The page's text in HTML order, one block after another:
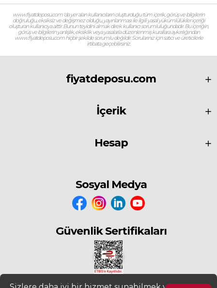
www.fiyatdeposu.com ‘da yer alan kullanıcıların oluşturduğu tüm içerik, görüş ve bilgilerin
doğruluğu, eksiksiz ve değişmez olduğu, yayınlanması ile ilgili yasal yükümlülükler içeriği
oluşturan kullanıcıya aittir. Bunun teyidini almak direk kullanıcı sorumluluğundadır. Bu içeriğin,
görüş ve bilgilerin yanlışlık, eksiklik veya yasalarla düzenlenmiş kurallara aykırılığından
www.fiyatdeposu.com hiçbir şekilde sorumlu değildir. Sorularınız için satıcı ve üreticilerle
irtibata geçebilirsiniz.
fiyatdeposu.com
İçerik
Hesap
Sosyal Medya
Güvenlik Sertifikaları